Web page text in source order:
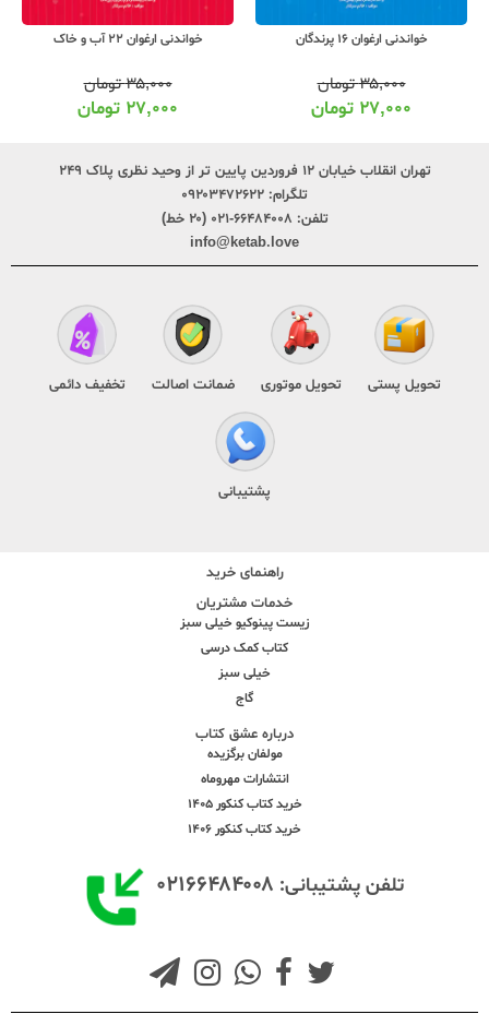
خواندنی ارغوان 22 آب و خاک
۳۵,۰۰۰تومان
۲۷,۰۰۰ تومان
خواندنی ارغوان 26 فصل تابستان
۳۵,۰۰۰تومان
۲۷,۰۰۰ تومان
تهران انقلاب خیابان ۱۲ فروردین پایین تر از وحید نظری پلاک ۲۴۹
تلگرام: ۰۹۲۰۳۴۷۲۶۲۲
تلفن: ۶۶۴۸۴۰۰۸-۰۲۱ (۲۰ خط)
info@ketab.love
تحویل پستی تحویل موتوری ضمانت اصالت تخفیف دائمی
پشتیبانی
راهنمای خرید
خدمات مشتریان
زیست پینوکیو خیلی سبز
کتاب کمک درسی
خیلی سبز
گاج
درباره عشق کتاب
مولفان برگزیده
انتشارات مهروماه
خرید کتاب کنکور 1405
خرید کتاب کنکور 1406
تلفن پشتیبانی: ۰۲۱۶۶۴۸۴۰۰۸